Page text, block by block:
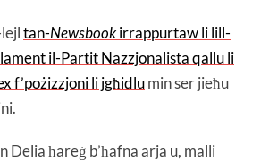
tan-Newsbookirrappurtaw li lill-
il-Partit Nazzjonalista qallu li
f’pożizzjoni li jgħidlumin ser jieħu
Delia ħareġ b’ħafna arja u, malli